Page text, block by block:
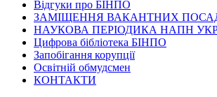
Відгуки про БІНПО
ЗАМІЩЕННЯ ВАКАНТНИХ
НАУКОВА ПЕРІОДИКА НАПН
Цифрова бібліотека БІНПО
Запобігання корупції
Освітній обмудсмен
КОНТАКТИ